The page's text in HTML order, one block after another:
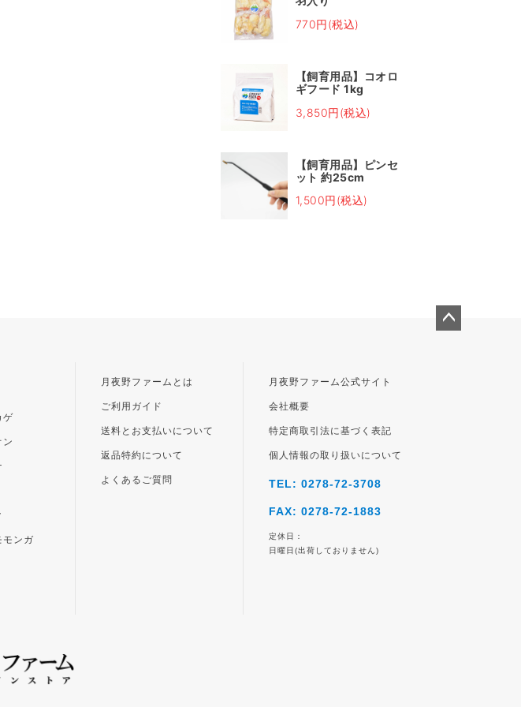
770円(税込)
【飼育用品】コオロ
ギフード 1kg
3,850円(税込)
【飼育用品】ピンセ
ット 約25cm
1,500円(税込)
ゲ
ン
モンガ
月夜野ファームとは
ご利用ガイド
送料とお支払いについて
返品特約について
よくあるご質問
月夜野ファーム公式サイト
会社概要
特定商取引法に基づく表記
個人情報の取り扱いについて
TEL: 0278-72-3708
FAX: 0278-72-1883
定休日：
日曜日(出荷しておりません)